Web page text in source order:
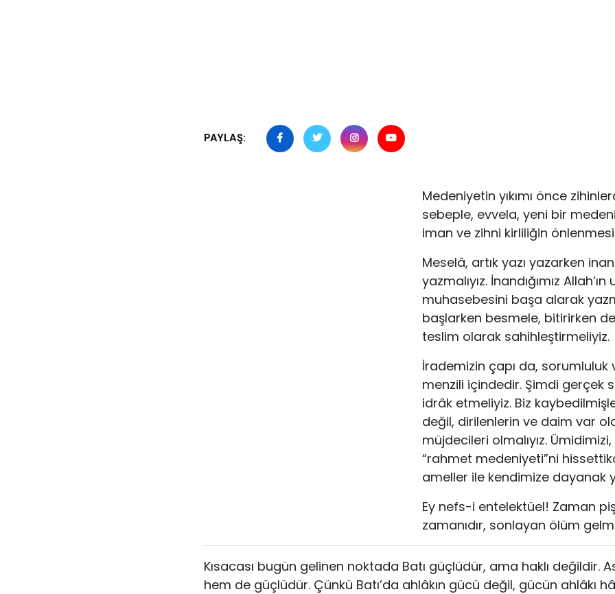
PAYLAŞ:
Medeniyetin yıkımı önce
sebeple, evvela, yeni bir
iman ve zihni kirliliğin
Meselâ, artık yazı yazarken
yazmalıyız. İnandığımız
muhasebesini başa alarak
başlarken besmele, bitirirken
teslim olarak sahihleştirmeliyiz.
İrademizin çapı da, sorumluluk
menzili içindedir. Şimdi gerçek
idrâk etmeliyiz. Biz
değil, dirilenlerin ve daim var
müjdecileri olmalıyız.
“rahmet medeniyeti”ni
ameller ile kendimize dayanak
Ey nefs-i entelektüel! Zaman
zamanıdır, sonlayan ölüm
Kısacası bugün gelinen noktada Batı güçlüdür, ama haklı değildir.
hem de güçlüdür. Çünkü Batı’da ahlâkın gücü değil, gücün ahlâkı